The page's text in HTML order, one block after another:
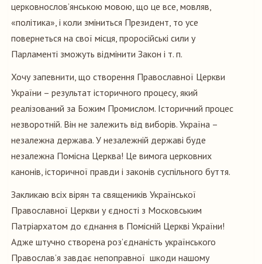
церковнослов’янською мовою, що це все, мовляв,
«політика», і коли зміниться Президент, то усе
повернеться на свої місця, проросійські сили у
Парламенті зможуть відмінити Закон і т. п.
Хочу запевнити, що створення Православної Церкви
України – результат історичного процесу, який
реалізований за Божим Промислом. Історичний процес
незворотній. Він не залежить від виборів. Україна –
незалежна держава. У незалежній державі буде
незалежна Помісна Церква! Це вимога церковних
канонів, історичної правди і законів суспільного буття.
Закликаю всіх вірян та священиків Української
Православної Церкви у єдності з Московським
Патріархатом до єднання в Помісній Церкві України!
Адже штучно створена роз’єднаність українського
Православ’я завдає непоправної шкоди нашому